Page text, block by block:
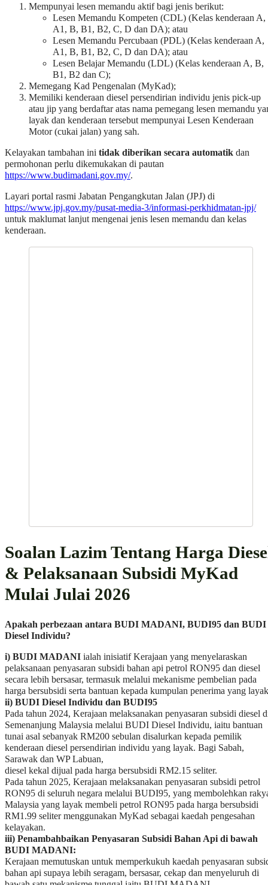
Memegang Kad Pengenalan (MyKad);
Memiliki kenderaan diesel persendirian individu jenis pick-up
atau jip yang berdaftar atas nama pemegang lesen memandu
layak dan kenderaan tersebut mempunyai Lesen Kenderaan
Motor (cukai jalan) yang sah.
Kelayakan tambahan ini tidak diberikan secara automatik
permohonan perlu dikemukakan di pautan
https://www.budimadani.gov.my/ .
Layari portal rasmi Jabatan Pengangkutan Jalan (JPJ) di
https://www.jpj.gov.my/pusat-media-3/informasi-perkhidmatan-jpj/
untuk maklumat lanjut mengenai jenis lesen memandu dan kelas
kenderaan.
Apakah perbezaan antara BUDI MADANI, BUDI95 dan BUDI
Diesel Individu?
i) BUDI MADANIialah inisiatif Kerajaan yang menyelaraskan
pelaksanaan penyasaran subsidi bahan api petrol RON95 dan diesel
secara lebih bersasar, termasuk melalui mekanisme pembelian pada
ii) BUDI Diesel Individu dan BUDI95
Pada tahun 2024, Kerajaan melaksanakan penyasaran subsidi diesel
tunai asal sebanyak RM200 sebulan disalurkan kepada pemilik
kenderaan diesel persendirian individu yang layak. Bagi Sabah,
Sarawak dan WP Labuan,
diesel kekal dijual pada harga bersubsidi RM2.15 seliter.
Pada tahun 2025, Kerajaan melaksanakan penyasaran subsidi petrol
RON95 di seluruh negara melalui BUDI95, yang membolehkan
Malaysia yang layak membeli petrol RON95 pada harga bersubsidi
RM1.99 seliter menggunakan MyKad sebagai kaedah pengesahan
kelayakan.
iii) Penambahbaikan Penyasaran Subsidi Bahan Api di bawah
BUDI MADANI:
Kerajaan memutuskan untuk memperkukuh kaedah penyasaran
bahan api supaya lebih seragam, bersasar, cekap dan menyeluruh di
bawah satu mekanisme tunggal iaitu BUDI MADANI.
Melalui kaedah BUDI MADANI yang seragam, rakyat Malaysia
layak dapat membeli RON95 dan diesel pada harga bersubsidi yang
ditetapkan oleh Kerajaan dengan MyKad sebagai mekanisme
pengesahan kelayakan.
Dengan kata lain, subsidi diesel tidak lagi diberikan secara bantuan
tunai, tetapi rakyat Malaysia yang layak akan menikmati diesel pada